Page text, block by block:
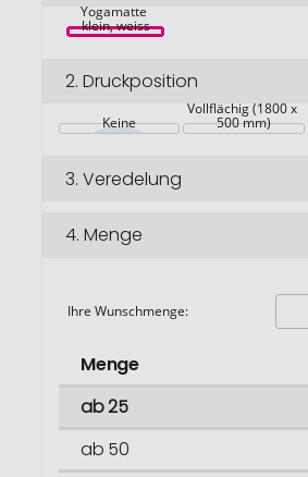
Yogamatte
klein, weiss
2. Druckposition
Keine
Vollflächig (1800 x
500 mm)
3. Veredelung
4. Menge
Ihre Wunschmenge:
Menge
ab 25
ab 50